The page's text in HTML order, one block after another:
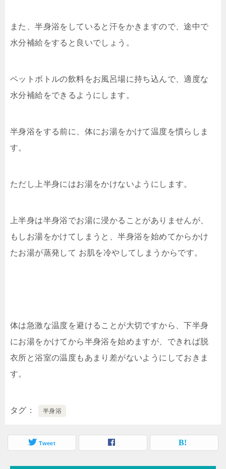
また、半身浴をしていると汗をかきますので、途中で
水分補給をすると良いでしょう。
ペットボトルの飲料をお風呂場に持ち込んで、適度な
水分補給をできるようにします。
半身浴をする前に、体にお湯をかけて温度を慣らしま
す。
ただし上半身にはお湯をかけないようにします。
上半身は半身浴でお湯に浸かることがありませんが、
もしお湯をかけてしまうと、半身浴を始めてからかけ
たお湯が蒸発して お肌を冷やしてしまうからです。
体は急激な温度を避けることが大切ですから、下半身
にお湯をかけてから半身浴を始めますが、できれば脱
衣所と浴室の温度もあまり差がないようにしておきま
す。
タグ 半身浴
Tweet